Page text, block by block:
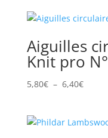
Aiguilles
Knit pro
5,80€ – 6,40€Plage
5,80€